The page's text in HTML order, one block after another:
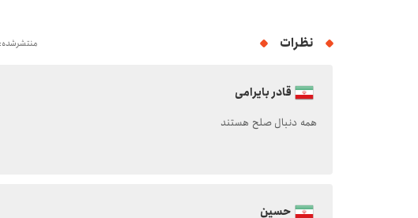
نظرات منتشرشده: 18
قادر بایرامی
همه دنبال صلح هستند
حسین